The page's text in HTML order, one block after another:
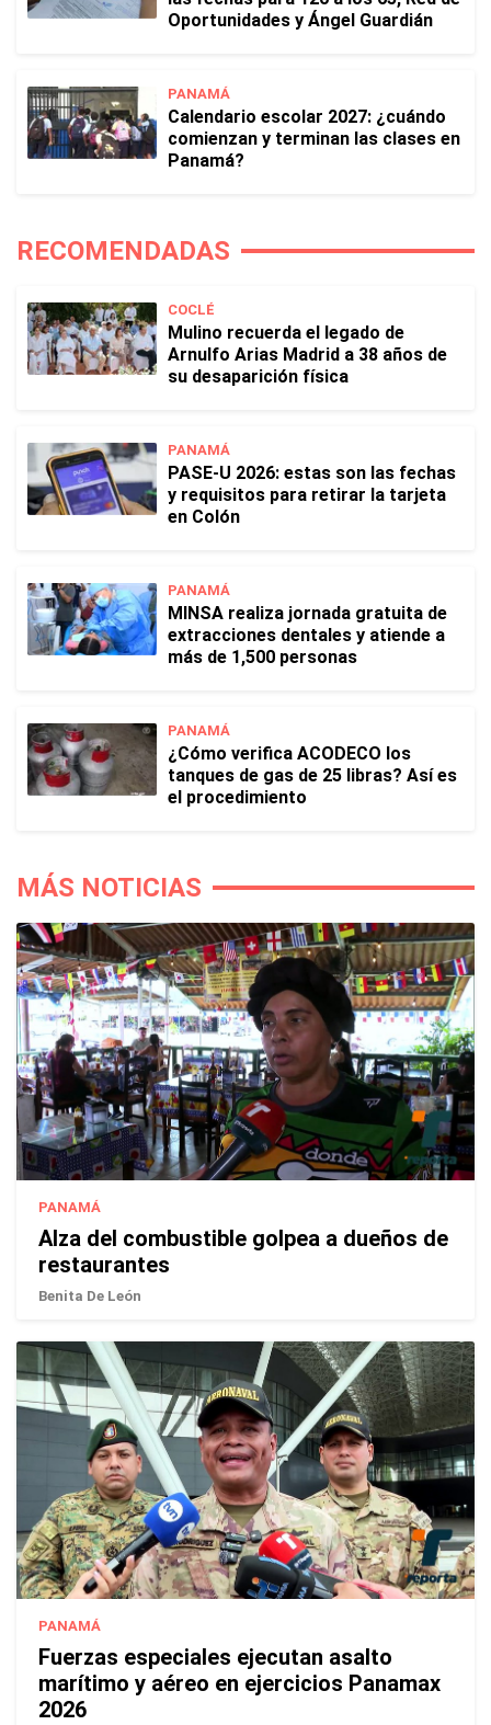
Oportunidades y Ángel Guardián
PANAMÁ
Calendario escolar 2027: ¿cuándo
comienzan y terminan las clases en
Panamá?
RECOMENDADAS
COCLÉ
Mulino recuerda el legado de
Arnulfo Arias Madrid a 38 años de
su desaparición física
PANAMÁ
PASE-U 2026: estas son las fechas
y requisitos para retirar la tarjeta
en Colón
PANAMÁ
MINSA realiza jornada gratuita de
extracciones dentales y atiende a
más de 1,500 personas
PANAMÁ
¿Cómo verifica ACODECO los
tanques de gas de 25 libras? Así es
el procedimiento
MÁS NOTICIAS
PANAMÁ
Alza del combustible golpea a dueños de
restaurantes
Benita De León
PANAMÁ
Fuerzas especiales ejecutan asalto
marítimo y aéreo en ejercicios Panamax
2026